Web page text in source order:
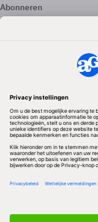
Abonneren
Adverteren
Volg ons
Redactionele partner
Algemene Voorwaarden &